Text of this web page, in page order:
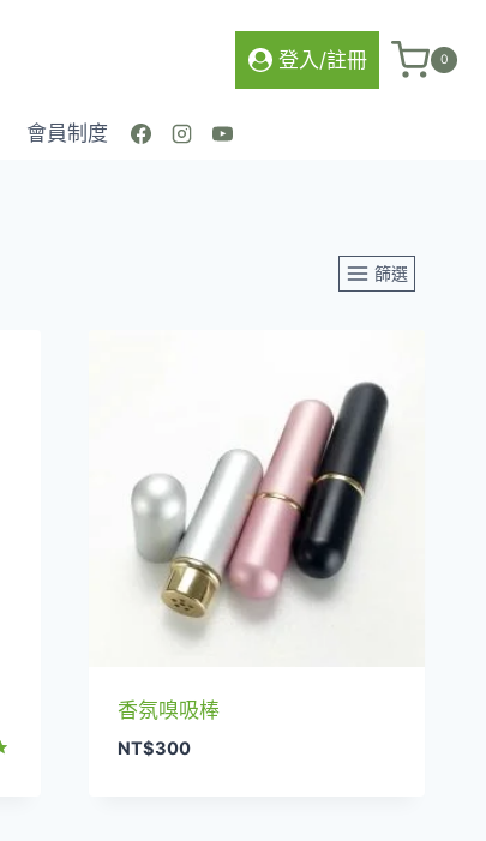
登入/註冊 0
會員制度
篩選
香氛嗅吸棒
NT$300